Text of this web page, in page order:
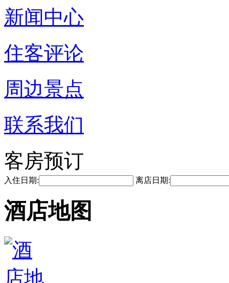
新闻中心
住客评论
周边景点
联系我们
客房预订
入住日期: 离店日期:
酒店地图